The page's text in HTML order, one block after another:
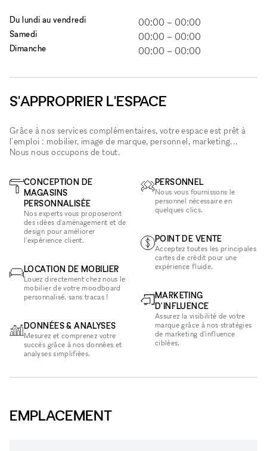
Du lundi au vendredi 00:00 – 00:00
Samedi 00:00 – 00:00
Dimanche 00:00 – 00:00
S'APPROPRIER L'ESPACE
Grâce à nos services complémentaires, votre espace est prêt à
l'emploi : mobilier, image de marque, personnel, marketing...
Nous nous occupons de tout.
CONCEPTION DE
MAGASINS
PERSONNALISÉE
Nos experts vous proposeront
des idées d'aménagement et de
design pour améliorer
l'expérience client.
LOCATION DE MOBILIER
Louez directement chez nous le
mobilier de votre moodboard
personnalisé, sans tracas !
DONNÉES & ANALYSES
Mesurez et comprenez votre
succès grâce à nos données et
analyses simplifiées.
PERSONNEL
Nous vous fournissons le
personnel nécessaire en
quelques clics.
POINT DE VENTE
Acceptez toutes les principales
cartes de crédit pour une
expérience fluide.
MARKETING
D'INFLUENCE
Assurez la visibilité de votre
marque grâce à nos stratégies
de marketing d'influence
ciblées.
EMPLACEMENT